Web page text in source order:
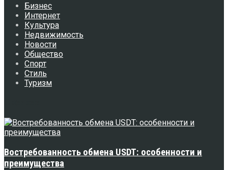
Бизнес
Интернет
Культура
Недвижимость
Новости
Общество
Спорт
Стиль
Туризм
Востребованность обмена USDT: особенности и
преимущества